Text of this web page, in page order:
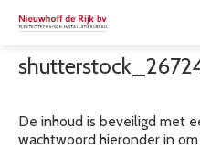
De inhoud is beveiligd met
wachtwoord hieronder in